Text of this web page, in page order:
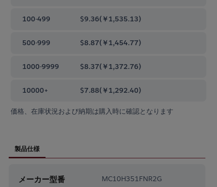
100-499 $9.36(￥1,535.13)
500-999 $8.87(￥1,454.77)
1000-9999 $8.37(￥1,372.76)
10000+ $7.88(￥1,292.40)
価格、在庫状況および納期は購入時に確認となります
製品仕様
メーカー型番 MC10H351FNR2G